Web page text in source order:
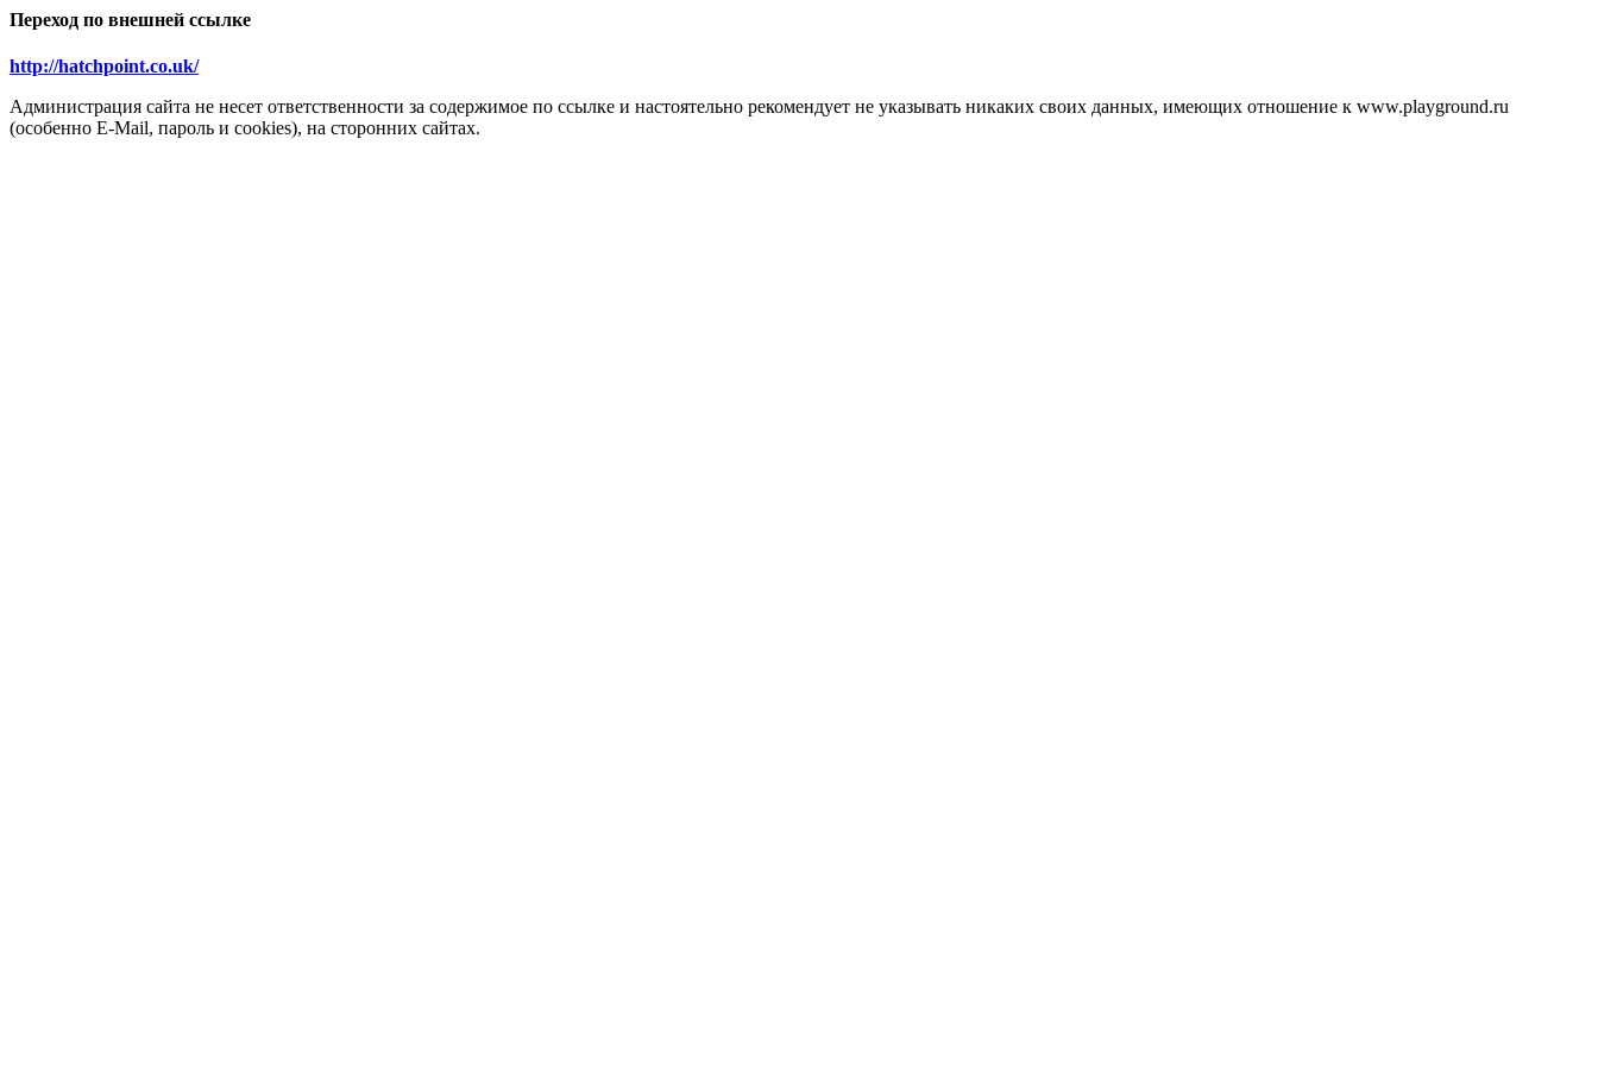
Переход по внешней ссылке
http://hatchpoint.co.uk/
Администрация сайта не несет ответственности за содержимое по ссылке и настоятельно рекомендует не указывать никаких своих данных, имеющих отношение к www.playground.ru
(особенно E-Mail, пароль и cookies), на сторонних сайтах.